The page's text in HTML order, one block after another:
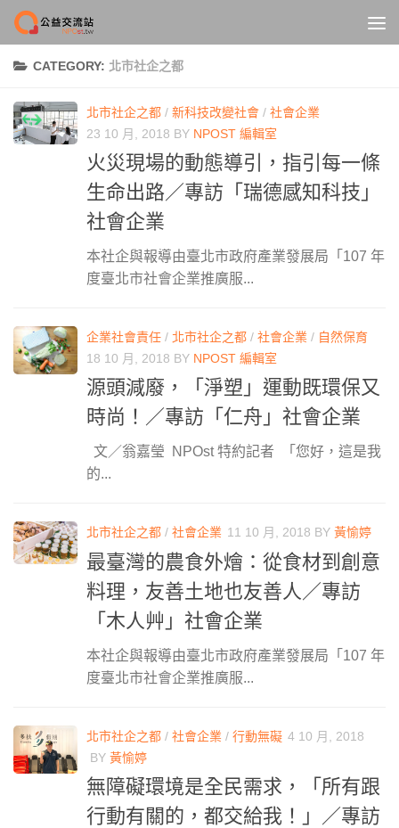
Skip to content
CATEGORY: 北市社企之都
北市社企之都 / 新科技改變社會 / 社會企業
23 10 月, 2018 BY NPOST 編輯室
火災現場的動態導引，指引每一條
生命出路／專訪「瑞德感知科技」
社會企業
本社企與報導由臺北市政府產業發展局「107 年
度臺北市社會企業推廣服...
企業社會責任 / 北市社企之都 / 社會企業 / 自然保育
18 10 月, 2018 BY NPOST 編輯室
源頭減廢，「淨塑」運動既環保又
時尚！／專訪「仁舟」社會企業
文／翁嘉瑩 NPOst 特約記者 「您好，這是我
的...
北市社企之都 / 社會企業 11 10 月, 2018 BY 黃愉婷
最臺灣的農食外燴：從食材到創意
料理，友善土地也友善人／專訪
「木人艸」社會企業
本社企與報導由臺北市政府產業發展局「107 年
度臺北市社會企業推廣服...
北市社企之都 / 社會企業 / 行動無礙 4 10 月, 2018
BY 黃愉婷
無障礙環境是全民需求，「所有跟
行動有關的，都交給我！」／專訪